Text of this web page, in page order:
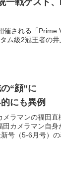
される「
ム級2冠王者の
の“顔”に
にも異例
ラマンの福田
カメラマン自
号（5-6月号）の